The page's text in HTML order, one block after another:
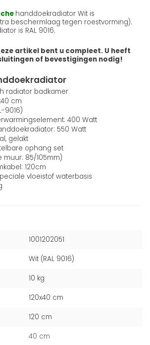
handdoekradiator Wit is
beschermlaag tegen roestvorming).
is RAL 9016.
artikel bent u compleet. U heeft
of bevestigingen nodig!
radiator badkamer
cm
9016)
400 Watt
550 Watt
gelakt
ophang set
muur: 85/105mm)
120cm
vloeistof waterbasis
1001202051
Wit (RAL 9016)
10 kg
120x40 cm
120 cm
40 cm